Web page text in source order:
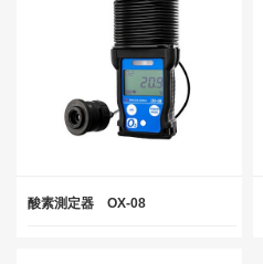
酸素測定器 OX-08